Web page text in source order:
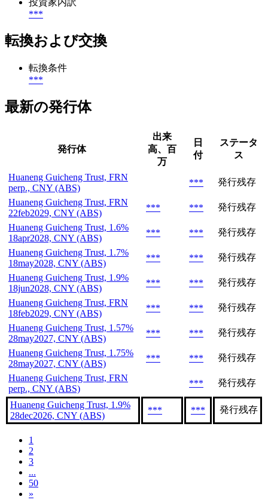
***
転換および交換
転換条件
***
最新の発行体
発行体
出来
高、百
万
日
付
ステータ
ス
Huaneng Guicheng Trust, FRN
perp., CNY (ABS)
***
発行残存
Huaneng Guicheng Trust, FRN
22feb2029, CNY (ABS)
*** ***
発行残存
Huaneng Guicheng Trust, 1.6%
18apr2028, CNY (ABS)
*** ***
発行残存
Huaneng Guicheng Trust, 1.7%
18may2028, CNY (ABS)
*** ***
発行残存
Huaneng Guicheng Trust, 1.9%
18jun2028, CNY (ABS)
*** ***
発行残存
Huaneng Guicheng Trust, FRN
18feb2029, CNY (ABS)
*** ***
発行残存
Huaneng Guicheng Trust, 1.57%
28may2027, CNY (ABS)
*** ***
発行残存
Huaneng Guicheng Trust, 1.75%
28may2027, CNY (ABS)
*** ***
発行残存
Huaneng Guicheng Trust, FRN
perp., CNY (ABS)
*** 発行残存
Huaneng Guicheng Trust, 1.9%
28dec2026, CNY (ABS)
*** *** 発行残存
1
2
3
...
50
»